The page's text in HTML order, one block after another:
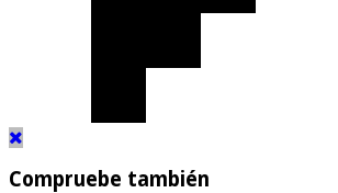
Compruebe también